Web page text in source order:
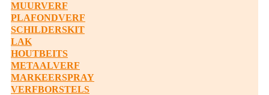
MUURVERF
PLAFONDVERF
SCHILDERSKIT
LAK
HOUTBEITS
METAALVERF
MARKEERSPRAY
VERFBORSTELS